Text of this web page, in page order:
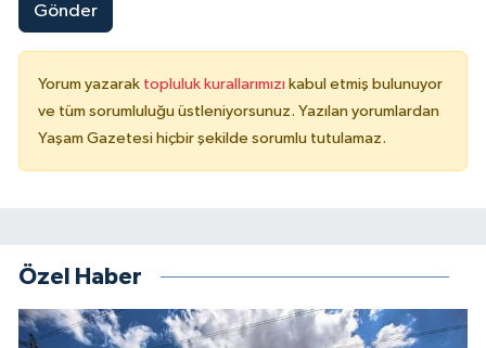
Gönder
Yorum yazarak topluluk kurallarımızı kabul etmiş bulunuyor
ve tüm sorumluluğu üstleniyorsunuz. Yazılan yorumlardan
Yaşam Gazetesi hiçbir şekilde sorumlu tutulamaz.
Özel Haber